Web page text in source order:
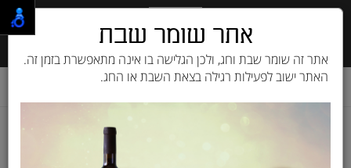
מברשות ומסרקים
אתר שומר שבת
אתר זה שומר שבת וחג, ולכן הגלישה בו אינה מתאפשרת בזמן זה.
האתר ישוב לפעילות רגילה בצאת השבת או החג.